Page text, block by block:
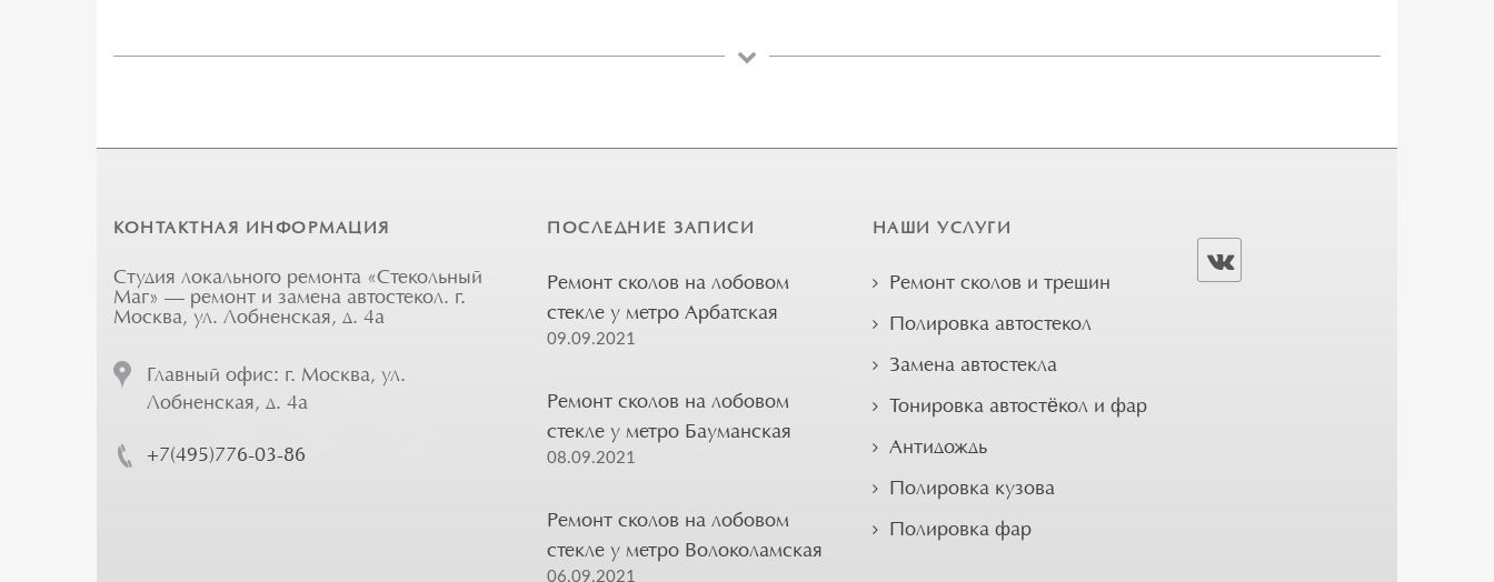
КОНТАКТНАЯ ИНФОРМАЦИЯ
Студия локального ремонта «Стекольный
Маг» — ремонт и замена автостекол. г.
Москва, ул. Лобненская, д. 4а
Главный офис: г. Москва, ул.
Лобненская, д. 4а
+7(495)776-03-86
ПОСЛЕДНИЕ ЗАПИСИ
Ремонт сколов на лобовом
стекле у метро Арбатская
09.09.2021
Ремонт сколов на лобовом
стекле у метро Бауманская
08.09.2021
Ремонт сколов на лобовом
стекле у метро Волоколамская
06.09.2021
НАШИ УСЛУГИ
Ремонт сколов и трещин
Полировка автостекол
Замена автостекла
Тонировка автостёкол и фар
Антидождь
Полировка кузова
Полировка фар